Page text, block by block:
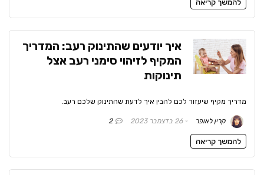
להמשך קריאה
איך יודעים שהתינוק רעב: המדריך
המקיף לזיהוי סימני רעב אצל
תינוקות
מדריך מקיף שיעזור לכם להבין איך לדעת שהתינוק שלכם רעב.
קרין לאופר 26 בדצמבר 2023 2
להמשך קריאה